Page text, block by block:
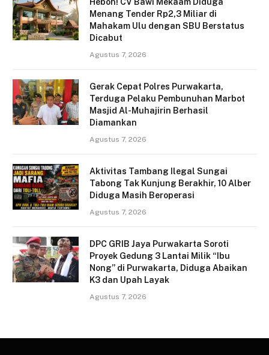
Menang Tender Rp2,3 Miliar di
Mahakam Ulu dengan SBU Berstatus
Dicabut
Agustus 7, 2026
Gerak Cepat Polres Purwakarta,
Terduga Pelaku Pembunuhan Marbot
Masjid Al-Muhajirin Berhasil
Diamankan
Agustus 7, 2026
Aktivitas Tambang Ilegal Sungai
Tabong Tak Kunjung Berakhir, 10 Alber
Diduga Masih Beroperasi
Agustus 7, 2026
DPC GRIB Jaya Purwakarta Soroti
Proyek Gedung 3 Lantai Milik “Ibu
Nong” di Purwakarta, Diduga Abaikan
K3 dan Upah Layak
Agustus 7, 2026